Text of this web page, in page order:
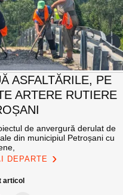
ASFALTĂRILE, PE
ARTERE RUTIERE
de anvergură derulat de
din municipiul Petroșani cu
DEPARTE
articol